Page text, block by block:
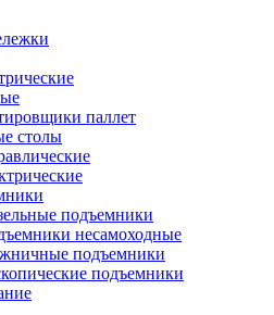
паллет
столы
подъемники
несамоходные
подъемники
подъемники